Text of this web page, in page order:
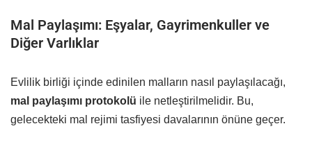
Mal Paylaşımı: Eşyalar, Gayrimenkuller ve
Diğer Varlıklar
Evlilik birliği içinde edinilen malların nasıl paylaşılacağı,
mal paylaşımı protokolü ile netleştirilmelidir. Bu,
gelecekteki mal rejimi tasfiyesi davalarının önüne geçer.